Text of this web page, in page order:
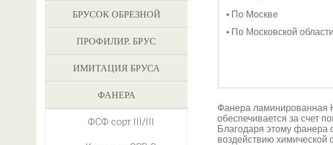
БРУСОК ОБРЕЗНОЙ
ПРОФИЛИР. БРУС
ИМИТАЦИЯ БРУСА
ФАНЕРА
ФСФ сорт III/III
По Москве
По Московской области
Фанера ламинированная
обеспечивается за счет
Благодаря этому фанера
воздействию химической